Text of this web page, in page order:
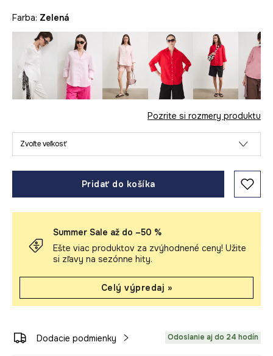
Farba: zelená
Pozrite si rozmery produktu
Zvoľte veľkosť
Pridať do košíka
Summer Sale až do –50 %
Ešte viac produktov za zvýhodnené ceny! Užite
si zľavy na sezónne hity.
Celý výpredaj »
Dodacie podmienky Odoslanie aj do 24 hodín